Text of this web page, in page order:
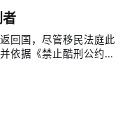
回国，尽管移民法庭此
依据《禁止酷刑公约》
从墨西哥政府取得的